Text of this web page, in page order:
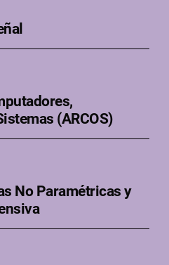
(ARCOS)
No Paramétricas y